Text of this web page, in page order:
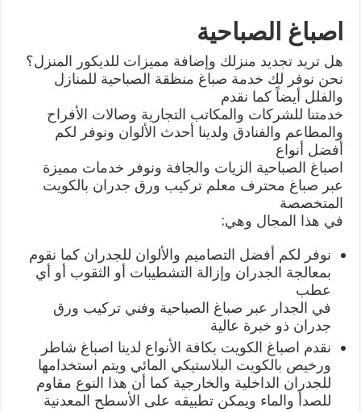
اصباغ الصباحية
هل تريد تجديد منزلك وإضافة مميزات للديكور المنزل؟
نحن نوفر لك خدمة صباغ منظقة الصباحية للمنازل
والفلل أيضاً كما نقدم
خدمتنا للشركات والمكاتب التجارية وصالات الأفراح
والمطاعم والفنادق ولدينا أحدث الألوان ونوفر لكم
أفضل أنواع
اصباغ الصباحية الزيات والجافة ونوفر خدمات مميزة
عبر صباغ محترف معلم تركيب ورق جدران بالكويت
المتخصصة
في هذا المجال وهي:
نوفر لكم أفضل التصاميم والألوان للجدران كما نقوم
بمعالجة الجدران وإزالة التشطيبات أو الثقوب أو أي
عطب
في الجدار عبر صباغ الصباحية وفني تركيب ورق
جدران ذو خبرة عالية
نقدم اصباغ الكويت بكافة الأنواع لدينا اصباغ شاطر
ورخيص بالكويت البلاستيكي المائي ويتم استخدامها
للجدران الداخلية والخارجية كما أن هذا النوع مقاوم
للصدأ والماء ويمكن تطبيقه على الأسطح المعدنية